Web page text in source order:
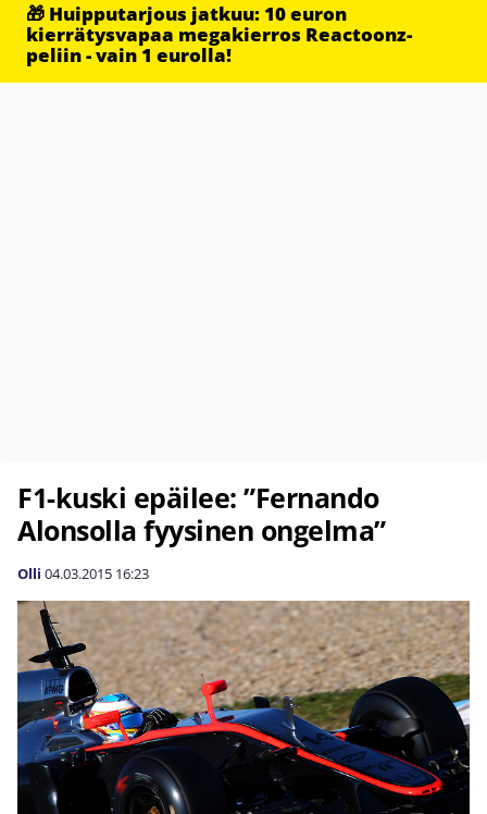
🎁 Huipputarjous jatkuu: 10 euron
kierrätysvapaa megakierros Reactoonz-
peliin - vain 1 eurolla!
F1-kuski epäilee: ”Fernando
Alonsolla fyysinen ongelma”
Olli 04.03.2015 16:23